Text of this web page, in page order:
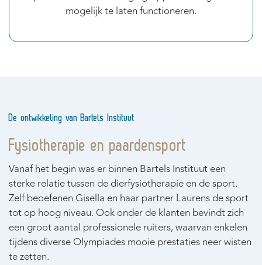
mogelijk te laten functioneren.
De ontwikkeling van Bartels Instituut
Fysiotherapie en paardensport
Vanaf het begin was er binnen Bartels Instituut een
sterke relatie tussen de dierfysiotherapie en de sport.
Zelf beoefenen Gisella en haar partner Laurens de sport
tot op hoog niveau. Ook onder de klanten bevindt zich
een groot aantal professionele ruiters, waarvan enkelen
tijdens diverse Olympiades mooie prestaties neer wisten
te zetten.